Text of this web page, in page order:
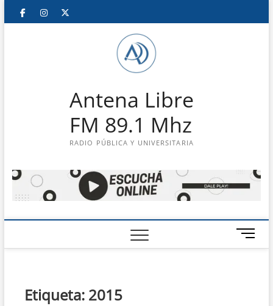
Saltar
FacebookInstagram
Antena Libre
FM 89.1 Mhz
RADIO PÚBLICA Y UNIVERSITARIA
B
o
Etiqueta: 2015